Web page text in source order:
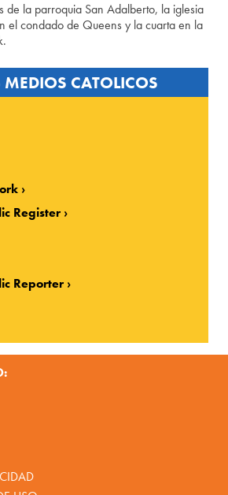
de la parroquia San Adalberto, la iglesia
el condado de Queens y la cuarta en la
MEDIOS CATOLICOS
Register
Reporter